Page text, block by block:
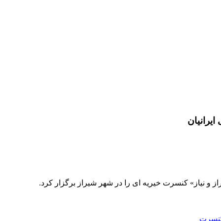
و نیاز» کنسرت خیریه ای را در شهر شیراز برگزار کرد.